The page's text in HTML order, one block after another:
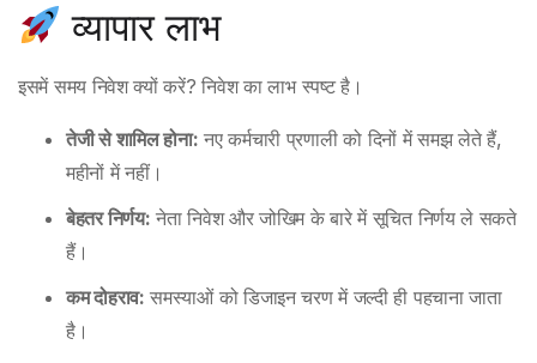
व्यापार लाभ
इसमें समय निवेश क्यों करें? निवेश का लाभ स्पष्ट है।
तेजी से शामिल होना: नए कर्मचारी प्रणाली को दिनों में समझ लेते हैं,
महीनों में नहीं।
बेहतर निर्णय: नेता निवेश और जोखिम के बारे में सूचित निर्णय ले सकते
हैं।
कम दोहराव: समस्याओं को डिजाइन चरण में जल्दी ही पहचाना जाता
है।